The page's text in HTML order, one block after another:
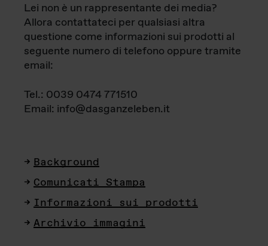
Lei non è un rappresentante dei media?
Allora contattateci per qualsiasi altra
questione come informazioni sui prodotti al
seguente numero di telefono oppure tramite
email:
Tel.: 0039 0474 771510
Email: info@dasganzeleben.it
Background
Comunicati Stampa
Informazioni sui prodotti
Archivio immagini